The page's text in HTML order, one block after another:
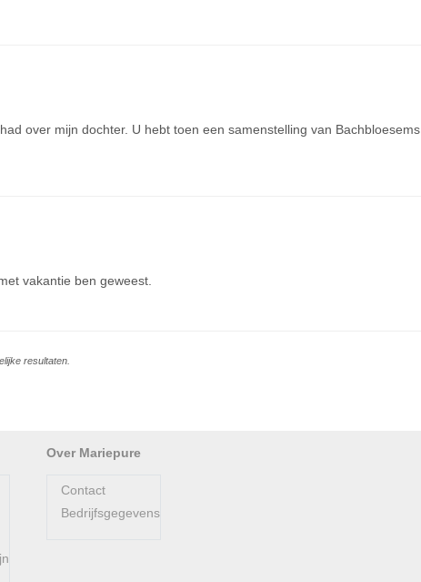
over mijn dochter. U hebt toen een samenstelling van Bachbloesems
vakantie ben geweest.
resultaten.
Over Mariepure
Contact
Bedrijfsgegevens